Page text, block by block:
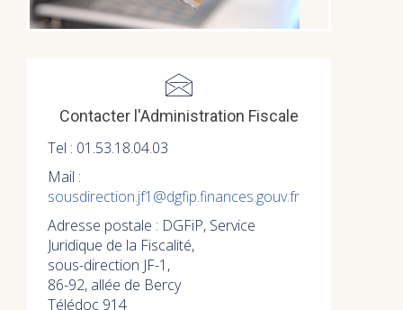
Contacter l'Administration Fiscale
Tel : 01.53.18.04.03
Mail :
sousdirection.jf1@dgfip.finances.gouv.fr
Adresse postale : DGFiP, Service
Juridique de la Fiscalité,
sous-direction JF-1,
86-92, allée de Bercy
Télédoc 914